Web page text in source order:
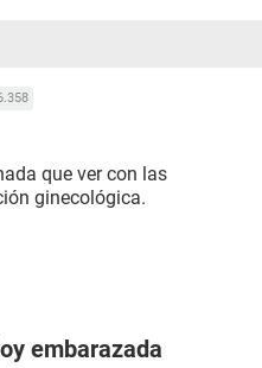
que ver con las
ginecológica.
embarazada